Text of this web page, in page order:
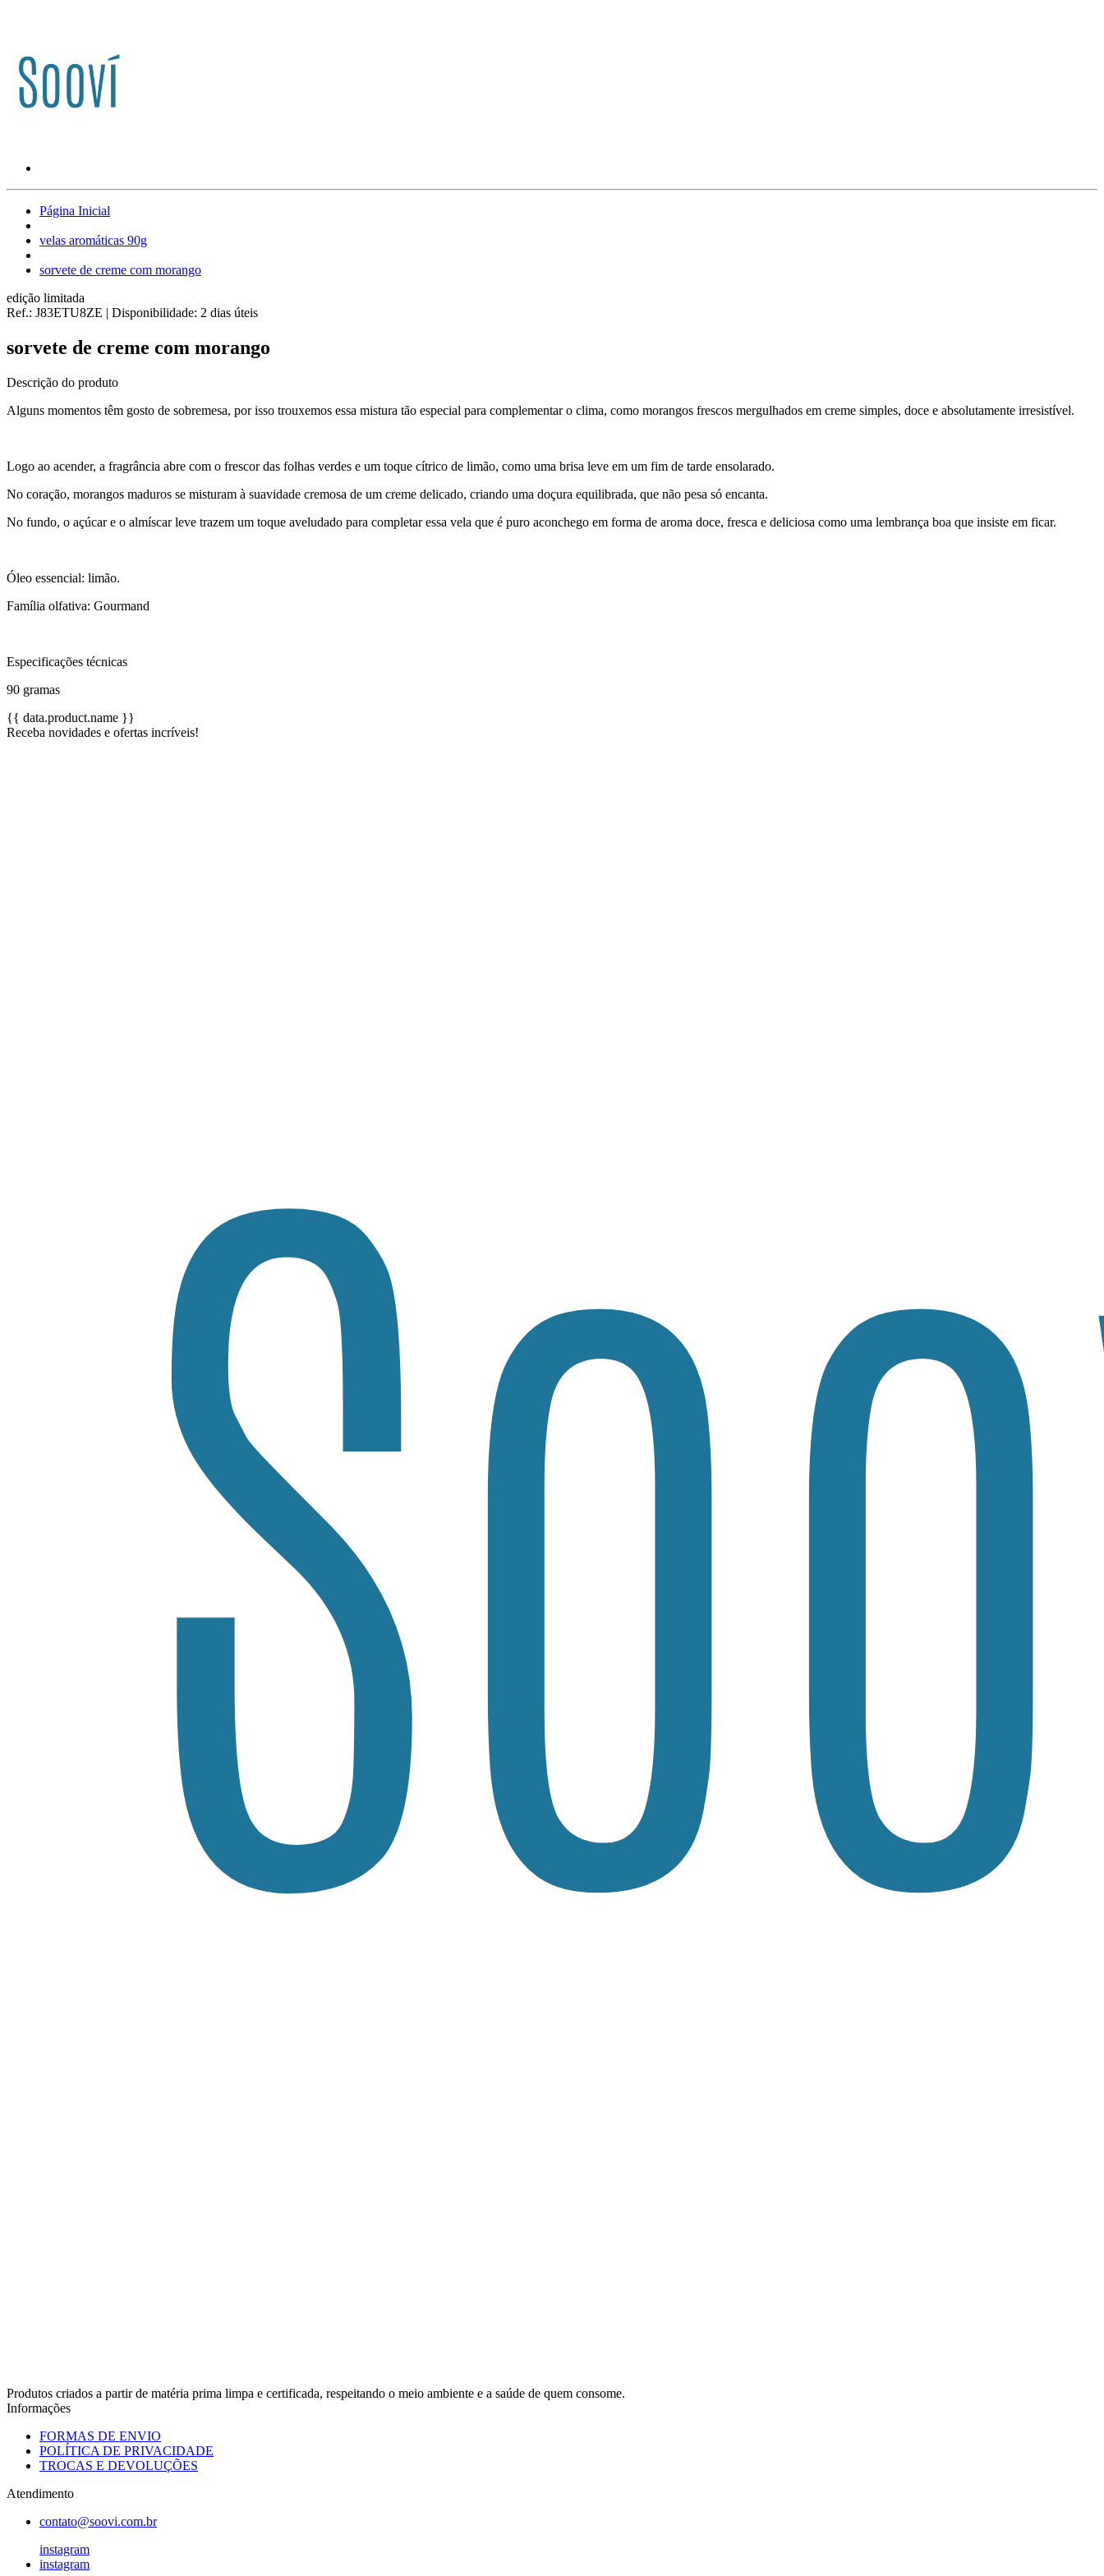
Página Inicial
velas aromáticas 90g
sorvete de creme com morango
edição limitada
Ref.: J83ETU8ZE | Disponibilidade: 2 dias úteis
sorvete de creme com morango
Descrição do produto
Alguns momentos têm gosto de sobremesa, por isso trouxemos essa mistura tão especial para complementar o clima, como morangos frescos mergulhados em creme simples, doce e absolutamente irresistível.
Logo ao acender, a fragrância abre com o frescor das folhas verdes e um toque cítrico de limão, como uma brisa leve em um fim de tarde ensolarado.
No coração, morangos maduros se misturam à suavidade cremosa de um creme delicado, criando uma doçura equilibrada, que não pesa só encanta.
No fundo, o açúcar e o almíscar leve trazem um toque aveludado para completar essa vela que é puro aconchego em forma de aroma doce, fresca e deliciosa como uma lembrança boa que insiste em ficar.
Óleo essencial: limão.
Família olfativa: Gourmand
Especificações técnicas
90 gramas
{{ data.product.name }}
Receba novidades e ofertas incríveis!
Produtos criados a partir de matéria prima limpa e certificada, respeitando o meio ambiente e a saúde de quem consome.
Informações
FORMAS DE ENVIO
POLÍTICA DE PRIVACIDADE
TROCAS E DEVOLUÇÕES
Atendimento
contato@soovi.com.br
instagram
instagram